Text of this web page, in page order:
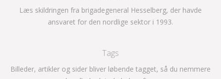
Læs skildringen fra brigadegeneral Hesselberg, der havde
ansvaret for den nordlige sektor i 1993.
Tags
Billeder, artikler og sider bliver løbende tagget, så du nemmere